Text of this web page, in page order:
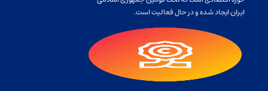
ایران ایجاد شده و در حال فعالیت است.